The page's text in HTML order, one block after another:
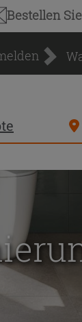
Bestellen Sie